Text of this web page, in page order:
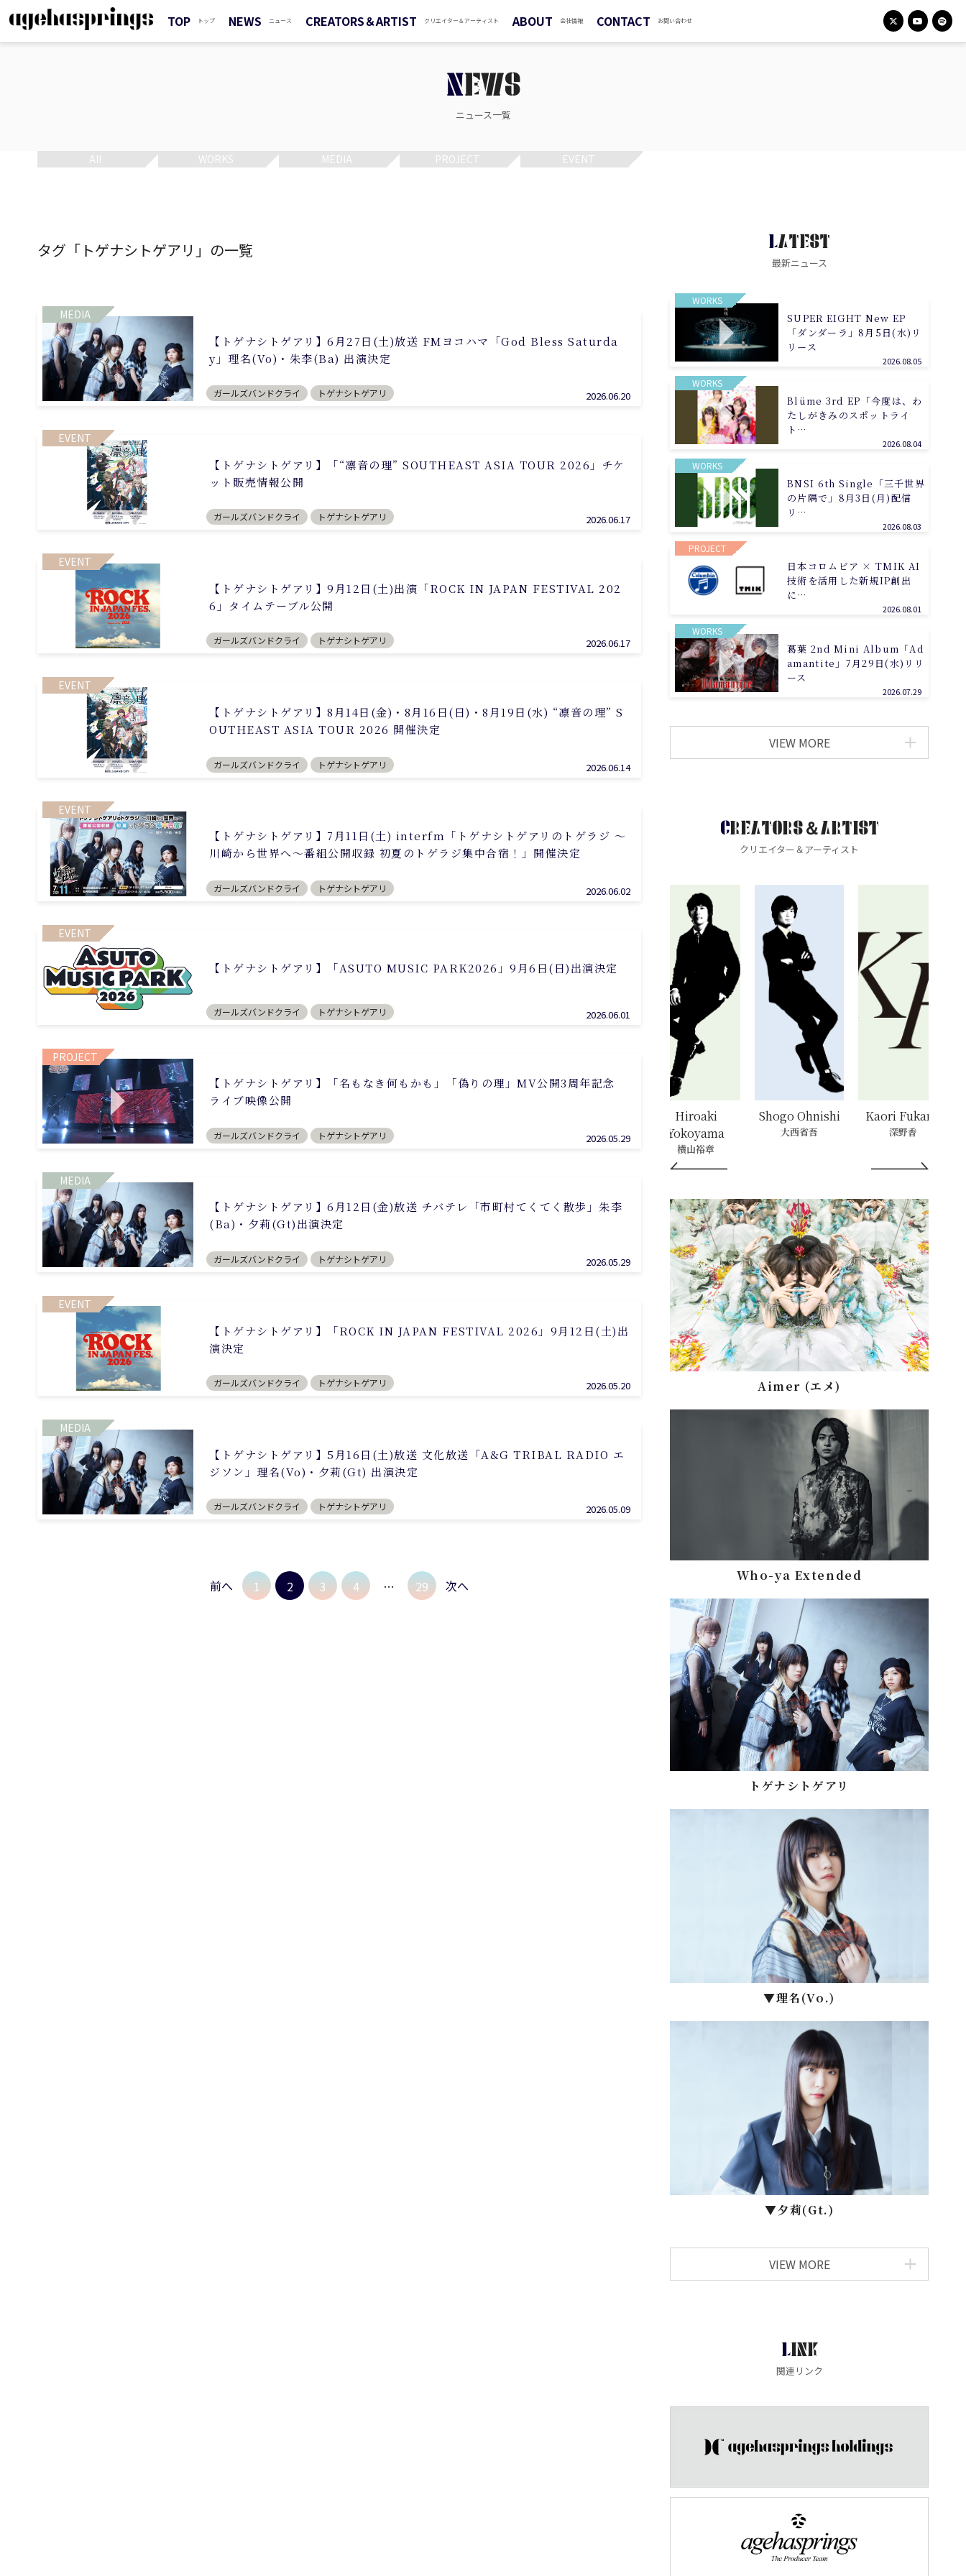
TOP トップ NEWS ニュース CREATORS＆ARTIST クリエイター＆アーティスト ABOUT 会社情報 CONTACT お問い合わせ
NEWS
ニュース一覧
All WORKS MEDIA PROJECT EVENT
タグ「トゲナシトゲアリ」の一覧
MEDIA
【トゲナシトゲアリ】6月27日(土)放送 FMヨコハマ「God Bless Saturda
y」理名(Vo)・朱李(Ba) 出演決定
ガールズバンドクライ トゲナシトゲアリ 2026.06.20
EVENT
【トゲナシトゲアリ】「“凛音の理” SOUTHEAST ASIA TOUR 2026」チケ
ット販売情報公開
ガールズバンドクライ トゲナシトゲアリ 2026.06.17
EVENT
【トゲナシトゲアリ】9月12日(土)出演「ROCK IN JAPAN FESTIVAL 202
6」タイムテーブル公開
ガールズバンドクライ トゲナシトゲアリ 2026.06.17
EVENT
【トゲナシトゲアリ】8月14日(金)・8月16日(日)・8月19日(水) “凛音の理” S
OUTHEAST ASIA TOUR 2026 開催決定
ガールズバンドクライ トゲナシトゲアリ 2026.06.14
EVENT
【トゲナシトゲアリ】7月11日(土) interfm「トゲナシトゲアリのトゲラジ ～
川崎から世界へ～番組公開収録 初夏のトゲラジ集中合宿！」開催決定
ガールズバンドクライ トゲナシトゲアリ 2026.06.02
EVENT
【トゲナシトゲアリ】「ASUTO MUSIC PARK2026」9月6日(日)出演決定
ガールズバンドクライ トゲナシトゲアリ 2026.06.01
PROJECT
【トゲナシトゲアリ】「名もなき何もかも」「偽りの理」MV公開3周年記念
ライブ映像公開
ガールズバンドクライ トゲナシトゲアリ 2026.05.29
MEDIA
【トゲナシトゲアリ】6月12日(金)放送 チバテレ「市町村てくてく散歩」朱李
(Ba)・夕莉(Gt)出演決定
ガールズバンドクライ トゲナシトゲアリ 2026.05.29
EVENT
【トゲナシトゲアリ】「ROCK IN JAPAN FESTIVAL 2026」9月12日(土)出
演決定
ガールズバンドクライ トゲナシトゲアリ 2026.05.20
MEDIA
【トゲナシトゲアリ】5月16日(土)放送 文化放送「A&G TRIBAL RADIO エ
ジソン」理名(Vo)・夕莉(Gt) 出演決定
ガールズバンドクライ トゲナシトゲアリ 2026.05.09
前へ 1 2 3 4 … 29 次へ
LATEST
最新ニュース
WORKS
SUPER EIGHT New EP
「ダンダーラ」8月5日(水)リ
リース
2026.08.05
WORKS
Blüme 3rd EP「今度は、わ
たしがきみのスポットライ
ト…
2026.08.04
WORKS
BNSI 6th Single「三千世界
の片隅で」8月3日(月)配信
リ…
2026.08.03
PROJECT
日本コロムビア × TMIK AI
技術を活用した新規IP創出
に…
2026.08.01
WORKS
葛葉 2nd Mini Album「Ad
amantite」7月29日(水)リリ
ース
2026.07.29
VIEW MORE
CREATORS＆ARTIST
クリエイター＆アーティスト
Yokoyama
Shogo Ohnishi
大西省吾
Kaori Fukano
深野香
Jane Su
Jane Su
Aimer (エメ)
Who-ya Extended
トゲナシトゲアリ
▼理名(Vo.)
▼⼣莉(Gt.)
VIEW MORE
LINK
関連リンク